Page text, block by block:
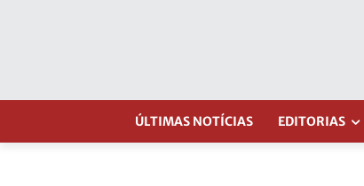
ÚLTIMAS NOTÍCIAS EDITORIAS